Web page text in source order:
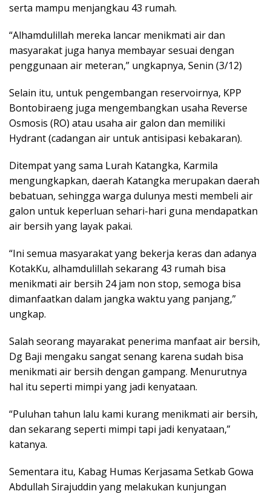
serta mampu menjangkau 43 rumah.
“Alhamdulillah mereka lancar menikmati air dan
masyarakat juga hanya membayar sesuai dengan
penggunaan air meteran,” ungkapnya, Senin (3/12)
Selain itu, untuk pengembangan reservoirnya, KPP
Bontobiraeng juga mengembangkan usaha Reverse
Osmosis (RO) atau usaha air galon dan memiliki
Hydrant (cadangan air untuk antisipasi kebakaran).
Ditempat yang sama Lurah Katangka, Karmila
mengungkapkan, daerah Katangka merupakan daerah
bebatuan, sehingga warga dulunya mesti membeli air
galon untuk keperluan sehari-hari guna mendapatkan
air bersih yang layak pakai.
“Ini semua masyarakat yang bekerja keras dan adanya
KotakKu, alhamdulillah sekarang 43 rumah bisa
menikmati air bersih 24 jam non stop, semoga bisa
dimanfaatkan dalam jangka waktu yang panjang,”
ungkap.
Salah seorang mayarakat penerima manfaat air bersih,
Dg Baji mengaku sangat senang karena sudah bisa
menikmati air bersih dengan gampang. Menurutnya
hal itu seperti mimpi yang jadi kenyataan.
“Puluhan tahun lalu kami kurang menikmati air bersih,
dan sekarang seperti mimpi tapi jadi kenyataan,”
katanya.
Sementara itu, Kabag Humas Kerjasama Setkab Gowa
Abdullah Sirajuddin yang melakukan kunjungan